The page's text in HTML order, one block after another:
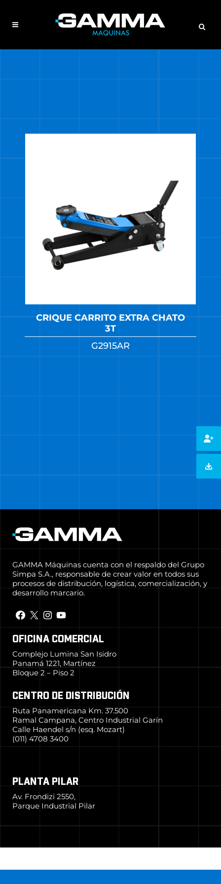
CRIQUE CARRITO EXTRA CHATO
3T
G2915AR
GAMMA Máquinas cuenta con el respaldo del Grupo
Simpa S.A., responsable de crear valor en todos sus
procesos de distribución, logística, comercialización, y
desarrollo marcario.
OFICINA COMERCIAL
Complejo Lumina San Isidro
Panamá 1221, Martínez
Bloque 2 – Piso 2
CENTRO DE DISTRIBUCIÓN
Ruta Panamericana Km. 37.500
Ramal Campana, Centro Industrial Garín
Calle Haendel s/n (esq. Mozart)
(011) 4708 3400
PLANTA PILAR
Av. Frondizi 2550,
Parque Industrial Pilar